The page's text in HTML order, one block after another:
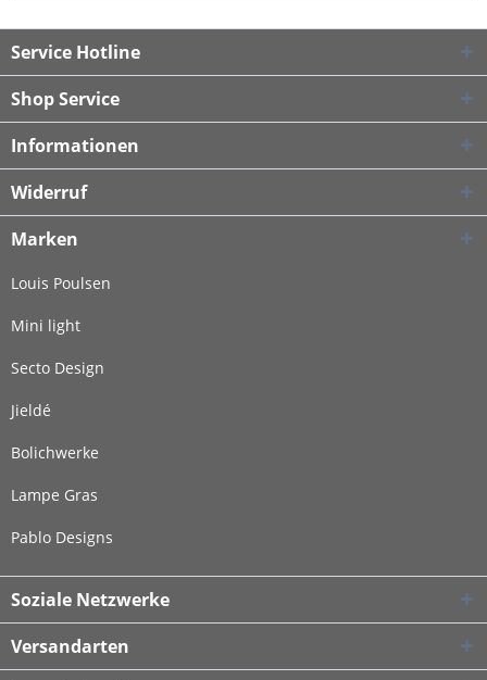
Service Hotline
Shop Service
Informationen
Widerruf
Marken
Louis Poulsen
Mini light
Secto Design
Jieldé
Bolichwerke
Lampe Gras
Pablo Designs
Soziale Netzwerke
Versandarten